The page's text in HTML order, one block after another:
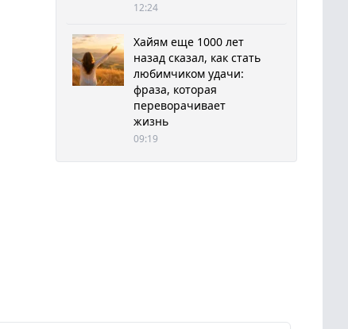
12:24
Хайям еще 1000 лет
назад сказал, как стать
любимчиком удачи:
фраза, которая
переворачивает
жизнь
09:19